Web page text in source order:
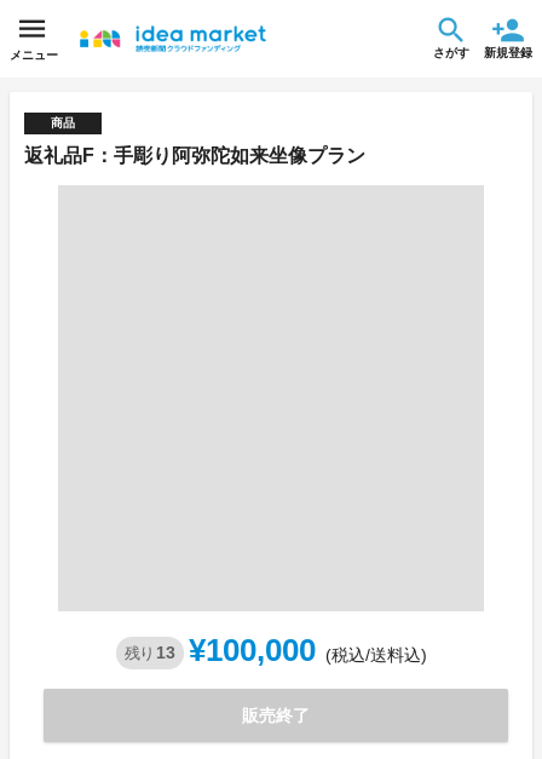
メニュー さがす 新規登録
商品
返礼品F：手彫り阿弥陀如来坐像プラン
残り 13 ¥100,000 (税込/送料込)
販売終了